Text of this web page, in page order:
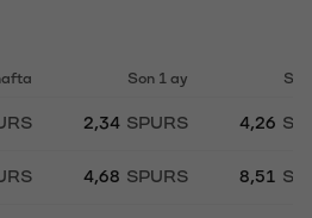
Son 1 ay
2,34 SPURS 4,26
4,68 SPURS 8,51